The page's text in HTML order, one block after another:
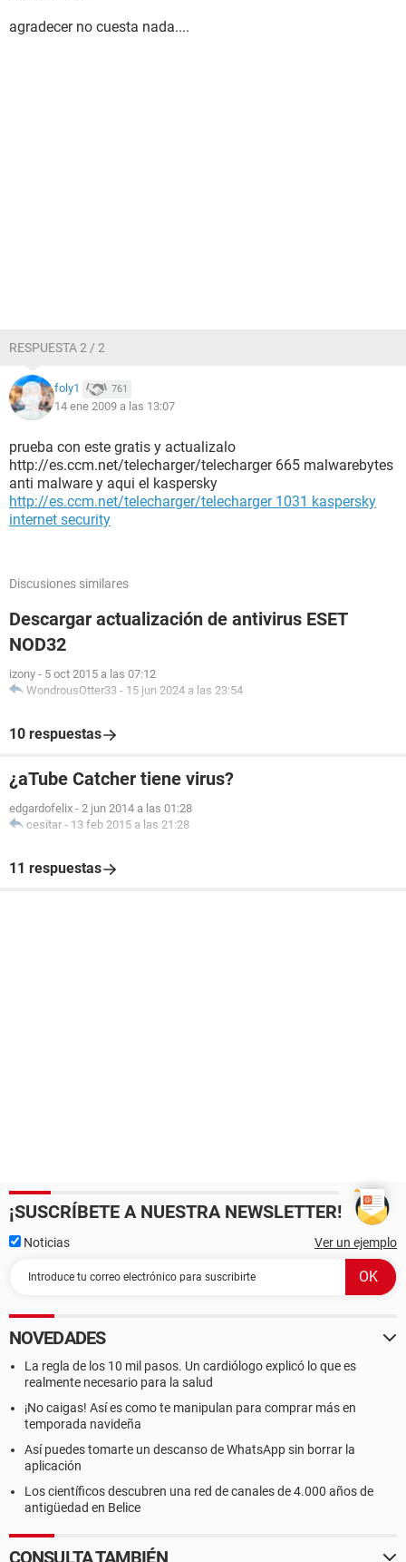
agradecer no cuesta nada....
RESPUESTA 2 / 2
foly1 761
14 ene 2009 a las 13:07
prueba con este gratis y actualizalo
http://es.ccm.net/telecharger/telecharger 665 malwarebytes
anti malware y aqui el kaspersky
http://es.ccm.net/telecharger/telecharger 1031 kaspersky
internet security
Discusiones similares
Descargar actualización de antivirus ESET
NOD32
izony - 5 oct 2015 a las 07:12
WondrousOtter33 - 15 jun 2024 a las 23:54
10 respuestas
¿aTube Catcher tiene virus?
edgardofelix - 2 jun 2014 a las 01:28
cesitar - 13 feb 2015 a las 21:28
11 respuestas
¡SUSCRÍBETE A NUESTRA NEWSLETTER!
Noticias Ver un ejemplo
NOVEDADES
La regla de los 10 mil pasos. Un cardiólogo explicó lo que es
realmente necesario para la salud
¡No caigas! Así es como te manipulan para comprar más en
temporada navideña
Así puedes tomarte un descanso de WhatsApp sin borrar la
aplicación
Los científicos descubren una red de canales de 4.000 años de
antigüedad en Belice
CONSULTA TAMBIÉN